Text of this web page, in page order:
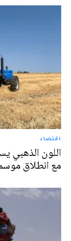
اقتصاد
اللون الذهبي
مع انطلاق